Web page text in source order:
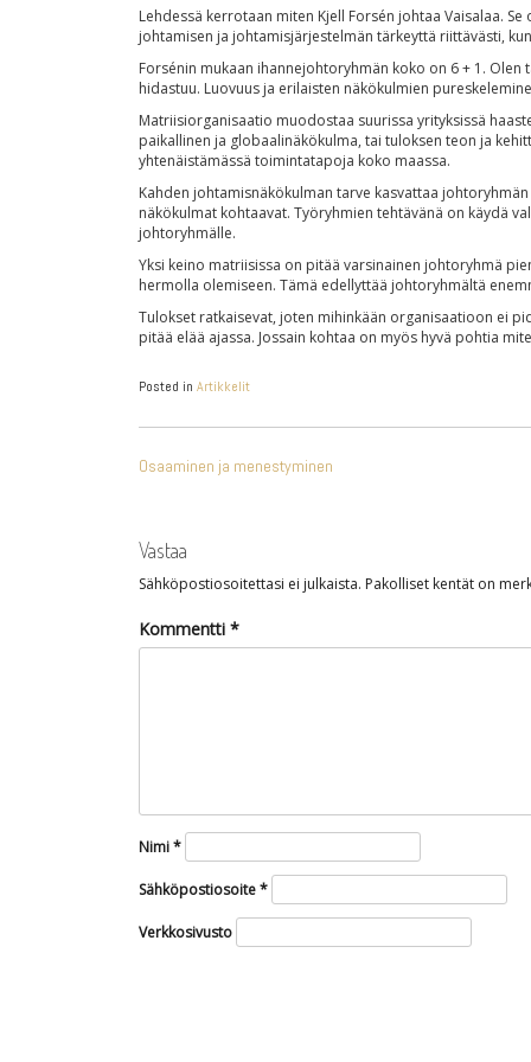
Lehdessä kerrotaan miten Kjell Forsén johtaa Vaisalaa.
johtamisen ja johtamisjärjestelmän tärkeyttä riittävästi,
Forsénin mukaan ihannejohtoryhmän koko on 6 + 1.
hidastuu. Luovuus ja erilaisten näkökulmien
Matriisiorganisaatio muodostaa suurissa yrityksissä
paikallinen ja globaalinäkökulma, tai tuloksen teon ja
yhtenäistämässä toimintatapoja koko maassa.
Kahden johtamisnäkökulman tarve kasvattaa
näkökulmat kohtaavat. Työryhmien tehtävänä on käydä
johtoryhmälle.
Yksi keino matriisissa on pitää varsinainen johtoryhmä
hermolla olemiseen. Tämä edellyttää johtoryhmältä
Tulokset ratkaisevat, joten mihinkään organisaatioon ei
pitää elää ajassa. Jossain kohtaa on myös hyvä pohtia
Posted in Artikkelit
SELAUS
Osaaminen ja menestyminen
Vastaa
Sähköpostiosoitettasi ei julkaista. Pakolliset kentät on
Kommentti *
Nimi*
Sähköpostiosoite*
Verkkosivusto